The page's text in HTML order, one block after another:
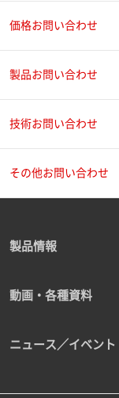
価格お問い合わせ
製品お問い合わせ
技術お問い合わせ
その他お問い合わせ
製品情報
動画・各種資料
ニュース／イベント